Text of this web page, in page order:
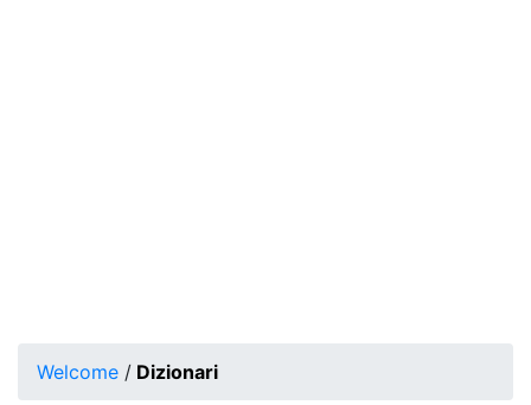
Welcome / Dizionari